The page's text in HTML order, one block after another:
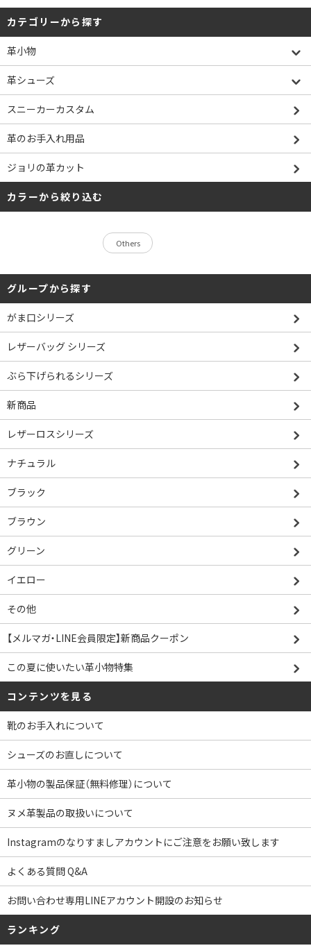
カテゴリーから探す
革小物
革シューズ
スニーカーカスタム
革のお手入れ用品
ジョリの革カット
カラーから絞り込む
Others
グループから探す
がま口シリーズ
レザーバッグ シリーズ
ぶら下げられるシリーズ
新商品
レザーロスシリーズ
ナチュラル
ブラック
ブラウン
グリーン
イエロー
その他
【メルマガ・LINE会員限定】新商品クーポン
この夏に使いたい革小物特集
コンテンツを見る
靴のお手入れについて
シューズのお直しについて
革小物の製品保証（無料修理）について
ヌメ革製品の取扱いについて
Instagramのなりすましアカウントにご注意をお願い致します
よくある質問 Q&A
お問い合わせ専用LINEアカウント開設のお知らせ
ランキング